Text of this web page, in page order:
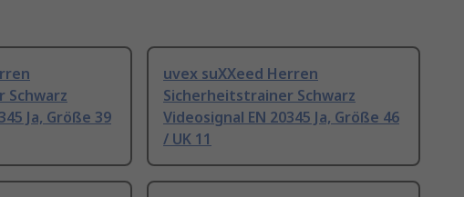
Schwarz
Ja, Größe 39
uvex suXXeed Herren
Sicherheitstrainer Schwarz
Videosignal EN 20345 Ja, Größe 46
/ UK 11